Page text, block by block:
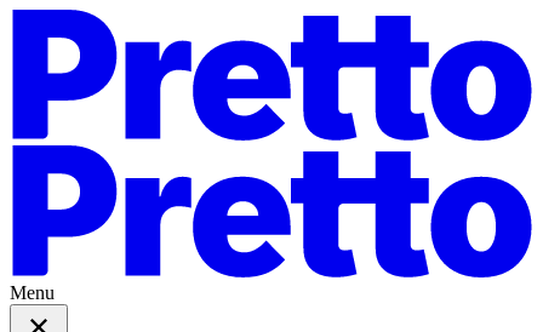
Menu